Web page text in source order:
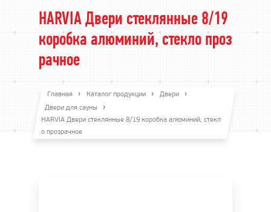
HARVIA Двери стеклянные 8/19
коробка алюминий, стекло проз
рачное
Главная Каталог продукции
Двери
Двери для сауны
HARVIA Двери стеклянные 8/19 коробка алюминий, стекл
о прозрачное